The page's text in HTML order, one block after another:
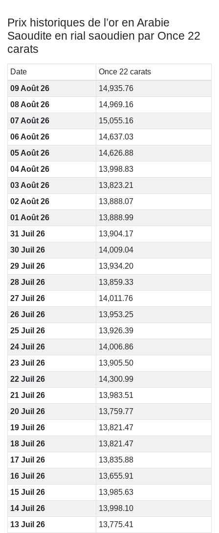
Prix historiques de l’or en Arabie
Saoudite en rial saoudien par Once 22
carats
Date
Once 22 carats
09 Août 26
14,935.76
08 Août 26
14,969.16
07 Août 26
15,055.16
06 Août 26
14,637.03
05 Août 26
14,626.88
04 Août 26
13,998.83
03 Août 26
13,823.21
02 Août 26
13,888.07
01 Août 26
13,888.99
31 Juil 26
13,904.17
30 Juil 26
14,009.04
29 Juil 26
13,934.20
28 Juil 26
13,859.33
27 Juil 26
14,011.76
26 Juil 26
13,953.25
25 Juil 26
13,926.39
24 Juil 26
14,006.86
23 Juil 26
13,905.50
22 Juil 26
14,300.99
21 Juil 26
13,983.51
20 Juil 26
13,759.77
19 Juil 26
13,821.47
18 Juil 26
13,821.47
17 Juil 26
13,835.88
16 Juil 26
13,655.91
15 Juil 26
13,985.63
14 Juil 26
13,998.10
13 Juil 26
13,775.41